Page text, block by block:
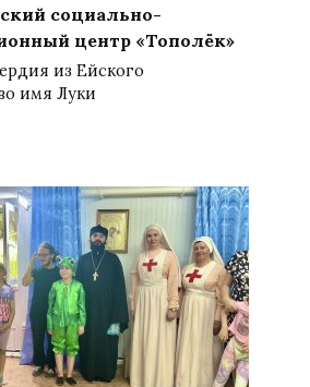
социально-
центр «Тополёк»
из Ейского
имя Луки